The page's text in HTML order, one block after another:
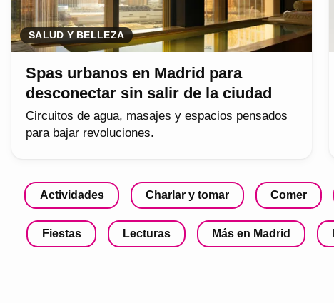
SALUD Y BELLEZA
Spas urbanos en Madrid para
desconectar sin salir de la ciudad
Circuitos de agua, masajes y espacios pensados
para bajar revoluciones.
Actividades Charlar y tomar Comer
Fiestas Lecturas Más en Madrid